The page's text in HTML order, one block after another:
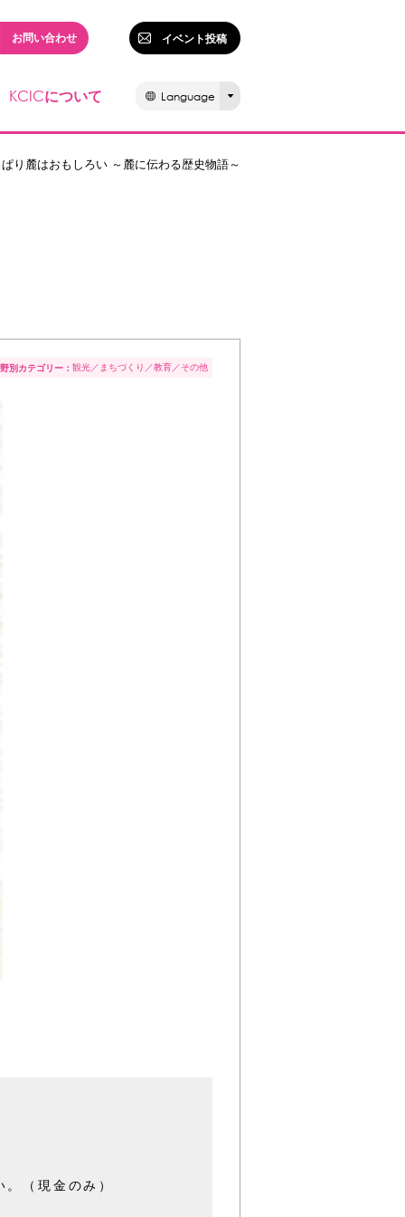
お問い合わせ イベント投稿
KCICについて Language
り麓はおもしろい ～麓に伝わる歴史物語～
別カテゴリー： 観光 まちづくり 教育 その他
（現金のみ）